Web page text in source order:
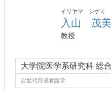
イリヤマ シゲミ
入山 茂美
教授
大学院医学系研究科 総
次世代育成看護学